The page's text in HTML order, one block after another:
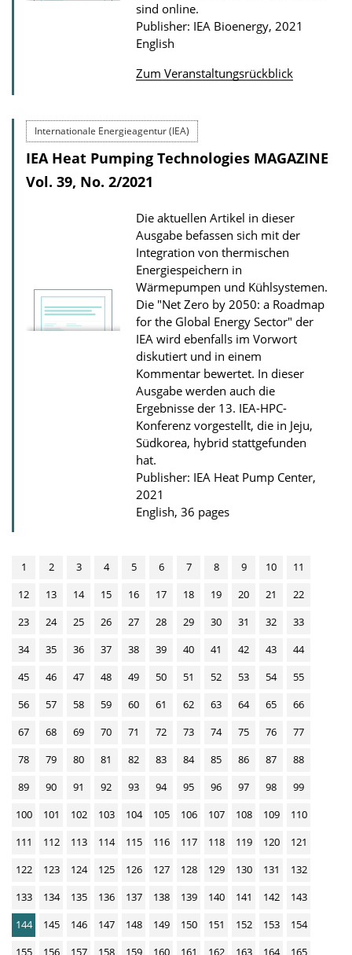
n
l
a
s
sind online.
Publisher: IEA Bioenergy, 2021
English
b
l
i
a
t
i
o
n
D
o
w
n
l
o
a
d
s
Zum Veranstaltungsrückblick
Internationale Energieagentur (IEA)
IEA Heat Pumping Technologies MAGAZINE
Vol. 39, No. 2/2021
Die aktuellen Artikel in dieser
Ausgabe befassen sich mit der
Integration von thermischen
Energiespeichern in
Wärmepumpen und Kühlsystemen.
Die "Net Zero by 2050: a Roadmap
for the Global Energy Sector" der
IEA wird ebenfalls im Vorwort
diskutiert und in einem
Kommentar bewertet. In dieser
Ausgabe werden auch die
Ergebnisse der 13. IEA-HPC-
Konferenz vorgestellt, die in Jeju,
Südkorea, hybrid stattgefunden
hat.
Publisher: IEA Heat Pump Center,
2021
English, 36 pages
1 2 3 4 5 6 7 8 9 10
11
12
13 14 15 16 17 18 19 20 21
22
23
24 25 26 27 28 29 30 31 32
33
34
35 36 37 38 39 40 41 42 43
44
45
46 47 48 49 50 51 52 53 54
55
56
57 58 59 60 61 62 63 64 65
66
67
68 69 70 71 72 73 74 75 76
77
78
79 80 81 82 83 84 85 86 87
88
89
90 91 92 93 94 95 96 97 98
99
100
101 102 103 104 105 106 107 108 109
110
111
112 113 114 115 116 117 118 119 120
121
122
123 124 125 126 127 128 129 130 131
132
133
134 135 136 137 138 139 140 141 142
143
144
145 146 147 148 149 150 151 152 153
154
155
156 157 158 159 160 161 162 163 164
165